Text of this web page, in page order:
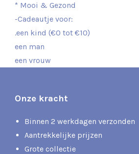
* Mooi & Gezond
-Cadeautje voor:
.een kind (€0 tot €10)
een man
een vrouw
Onze kracht
Binnen 2 werkdagen verzonden
Aantrekkelijke prijzen
Grote collectie